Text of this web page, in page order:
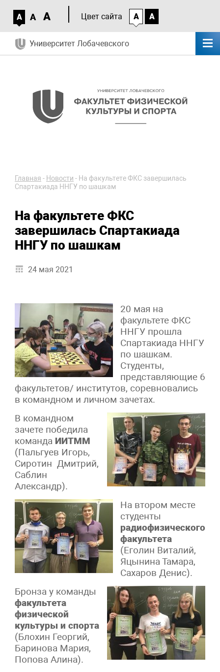
A A A Цвет сайта A A
Университет Лобачевского
Главная - Новости - На факультете ФКС завершилась
Спартакиада ННГУ по шашкам
На факультете ФКС
завершилась Спартакиада
ННГУ по шашкам
24 мая 2021
20 мая на
факультете ФКС
ННГУ прошла
Спартакиада ННГУ
по шашкам.
Студенты,
представляющие 6
факультетов/ институтов, соревновались
в командном и личном зачетах.
В командном
зачете победила
команда ИИТММ
(Пальгуев Игорь,
Сиротин Дмитрий,
Саблин
Александр).
На втором месте
студенты
радиофизического
факультета
(Еголин Виталий,
Яцынина Тамара,
Сахаров Денис).
Бронза у команды
факультета
физической
культуры и спорта
(Блохин Георгий,
Баринова Мария,
Попова Алина).